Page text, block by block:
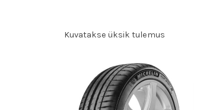
Kuvatakse üksik tulemus